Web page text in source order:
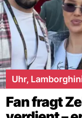
Uhr,
Fan fragt